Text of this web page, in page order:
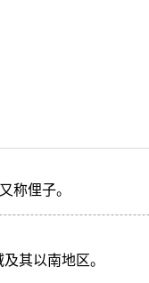
称俚子。
其以南地区。